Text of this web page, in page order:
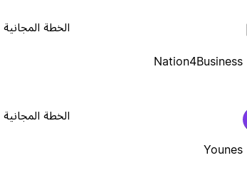
Nation4Business
الخطة المجانية
Younes
الخطة المجانية